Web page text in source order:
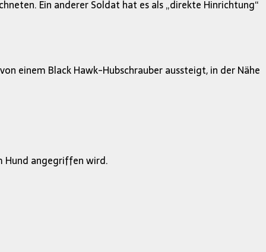
Ein anderer Soldat hat es als „direkte Hinrichtung“
einem Black Hawk-Hubschrauber aussteigt, in der Nähe
Hund angegriffen wird.